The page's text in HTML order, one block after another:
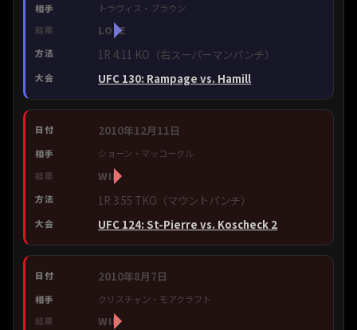
トラヴィス・ブラウン
LOSE
1R 4:11 KO（右スーパーマンパンチ）
UFC 130: Rampage vs. Hamill
2010年12月11日
ショーン・マッコークル
WIN
1R 3:55 TKO（マウントパンチ）
UFC 124: St-Pierre vs. Koscheck 2
2010年8月7日
クリスチャン・モアクラフト
WIN